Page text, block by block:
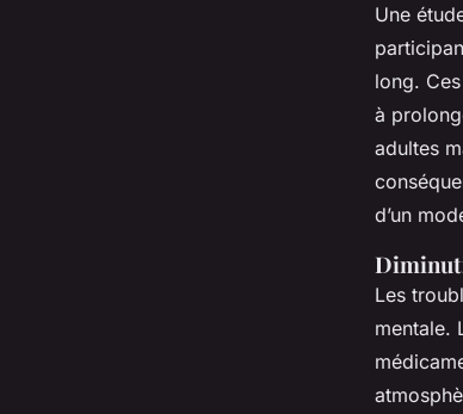
Une
long.
à
adultes
d’un
Les
mentale.